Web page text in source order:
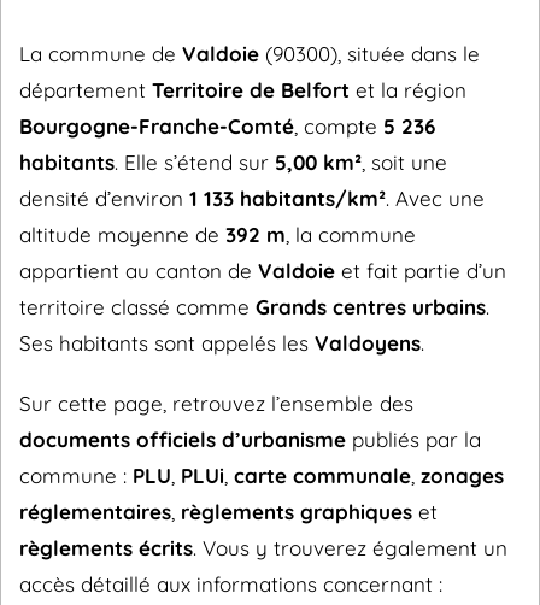
La commune de Valdoie (90300), située dans le
département Territoire de Belfort et la région
Bourgogne-Franche-Comté , compte 5 236
habitants. Elle s’étend sur 5,00 km² , soit une
densité d’environ 1 133 habitants/km². Avec une
altitude moyenne de 392 m , la commune
appartient au canton de Valdoie et fait partie d’un
territoire classé comme Grands centres urbains.
Ses habitants sont appelés les Valdoyens.
Sur cette page, retrouvez l’ensemble des
documents officiels d’urbanisme publiés par la
commune : PLU PLUi carte communale zonages
réglementaires règlements graphiques et
règlements écrits. Vous y trouverez également un
accès détaillé aux informations concernant :